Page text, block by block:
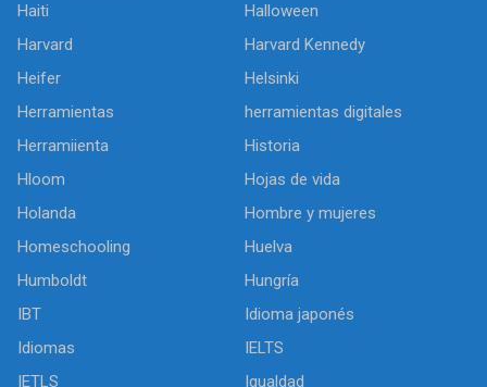
Haiti
Halloween
Harvard
Harvard Kennedy
Heifer
Helsinki
Herramientas
herramientas digitales
Herramiienta
Historia
Hloom
Hojas de vida
Holanda
Hombre y mujeres
Homeschooling
Huelva
Humboldt
Hungría
IBT
Idioma japonés
Idiomas
IELTS
IETLS
Igualdad